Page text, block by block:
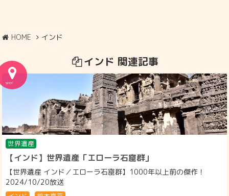
HOME インド
インド 関連記事
世界遺産
【インド】世界遺産「エローラ石窟群」
【世界遺産 インド／エローラ石窟群】1000年以上前の傑作！
2024/10/20放送